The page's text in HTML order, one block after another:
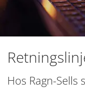
Hos Ragn-Sells